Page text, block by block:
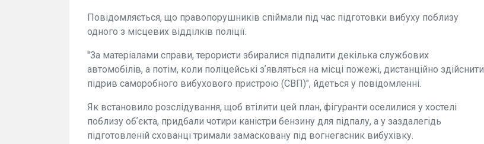
Повідомляється, що правопорушників спіймали під час підготовки вибуху поблизу
одного з місцевих відділків поліції.
"За матеріалами справи, терористи збиралися підпалити декілька службових
автомобілів, а потім, коли поліцейські зʼявляться на місці пожежі, дистанційно здійснити
підрив саморобного вибухового пристрою (СВП)", йдеться у повідомленні.
Як встановило розслідування, щоб втілити цей план, фігуранти оселилися у хостелі
поблизу обʼєкта, придбали чотири каністри бензину для підпалу, а у заздалегідь
підготовленій схованці тримали замасковану під вогнегасник вибухівку.